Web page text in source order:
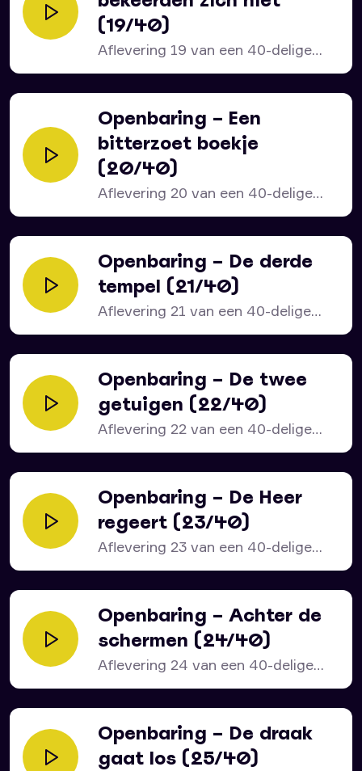
(19/40)
Aflevering 19 van een 40-delige
serie over het bijbelboek...
Openbaring – Een
bitterzoet boekje
(20/40)
Aflevering 20 van een 40-delige
serie over het bijbelboek...
Openbaring – De derde
tempel (21/40)
Aflevering 21 van een 40-delige
serie over het bijbelboek...
Openbaring – De twee
getuigen (22/40)
Aflevering 22 van een 40-delige
serie over het bijbelboek...
Openbaring – De Heer
regeert (23/40)
Aflevering 23 van een 40-delige
serie over het bijbelboek...
Openbaring – Achter de
schermen (24/40)
Aflevering 24 van een 40-delige
serie over het bijbelboek...
Openbaring – De draak
gaat los (25/40)